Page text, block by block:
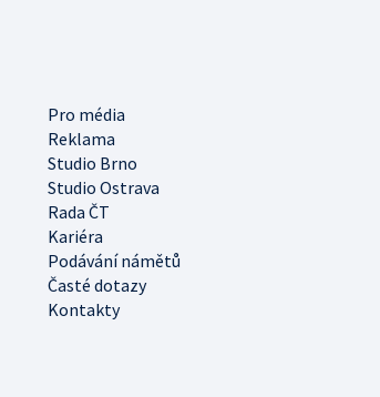
Pro média
Reklama
Studio Brno
Studio Ostrava
Rada ČT
Kariéra
Podávání námětů
Časté dotazy
Kontakty